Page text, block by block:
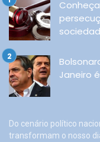
Janeiro
Do cenário político
transformam o nosso